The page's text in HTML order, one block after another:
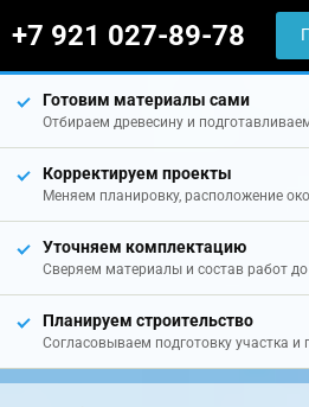
+7 921 027-89-78
Готовим материалы сами
Отбираем древесину и
Корректируем проекты
Меняем планировку, расположение
Уточняем комплектацию
Сверяем материалы и состав работ до
Планируем строительство
Согласовываем подготовку участка и